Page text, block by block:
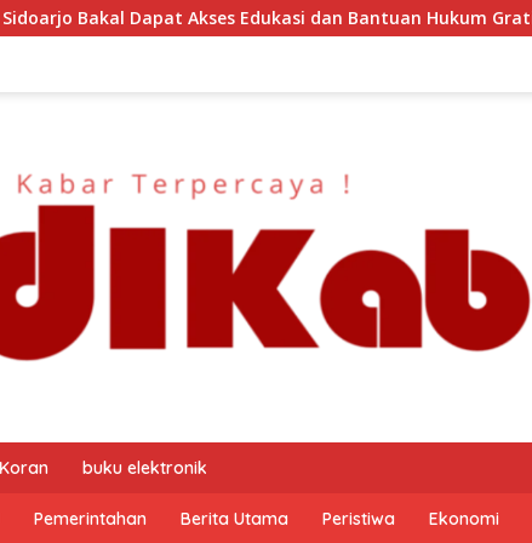
dan Bantuan Hukum Gratis? Ini Hasil Audiensinya
buku elektronik
Pemerintahan Berita Utama Peristiwa Ekonomi